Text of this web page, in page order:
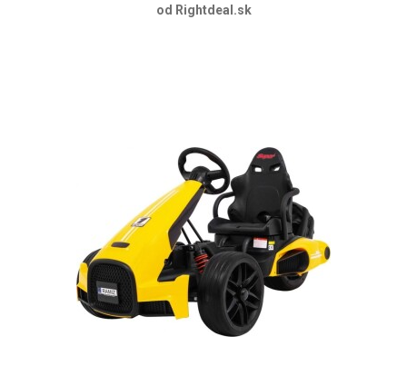
od Rightdeal.sk